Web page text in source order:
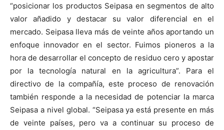
“posicionar los productos Seipasa en segmentos de alto
valor añadido y destacar su valor diferencial en el
mercado. Seipasa lleva más de veinte años aportando un
enfoque innovador en el sector. Fuimos pioneros a la
hora de desarrollar el concepto de residuo cero y apostar
por la tecnología natural en la agricultura”. Para el
directivo de la compañía, este proceso de renovación
también responde a la necesidad de potenciar la marca
Seipasa a nivel global. “Seipasa ya está presente en más
de veinte países, pero va a continuar su proceso de